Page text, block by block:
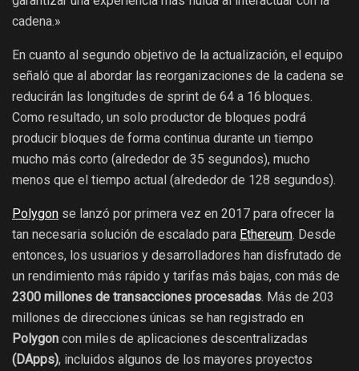
cadena.»
En cuanto al segundo objetivo de la actualización, el equipo
señaló que al abordar las reorganizaciones de la cadena se
reducirán las longitudes de sprint de 64 a 16 bloques.
Como resultado, un solo productor de bloques podrá
producir bloques de forma continua durante un tiempo
mucho más corto (alrededor de 35 segundos), mucho
menos que el tiempo actual (alrededor de 128 segundos).
Polygon se lanzó por primera vez en 2017 para ofrecer la
tan necesaria solución de escalado para Ethereum. Desde
entonces, los usuarios y desarrolladores han disfrutado de
un rendimiento más rápido y tarifas más bajas, con más de
2300 millones de transacciones procesadas. Más de 203
millones de direcciones únicas se han registrado en
Polygon con miles de aplicaciones descentralizadas
(DApps), incluidos algunos de los mayores proyectos